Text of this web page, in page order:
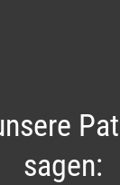
sagen: